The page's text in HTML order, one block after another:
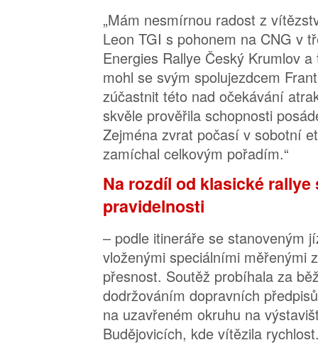
„Mám nesmírnou radost z
Leon TGI s pohonem na CNG v
Energies Rallye Český Krumlov
mohl se svým spolujezdcem
zúčastnit této nad očekávání
skvěle prověřila schopnosti
Zejména zvrat počasí v sobotní
zamíchal celkovým pořadím.“
Na rozdíl od klasické rallye
pravidelnosti
– podle itineráře se stanoveným
vloženými speciálními měřenými
přesnost. Soutěž probíhala za
dodržováním dopravních
na uzavřeném okruhu na
Budějovicích, kde vítězila